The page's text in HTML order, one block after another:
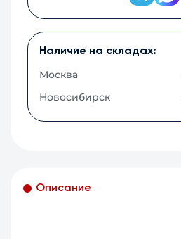
Наличие на складах:
Москва
Новосибирск
Описание